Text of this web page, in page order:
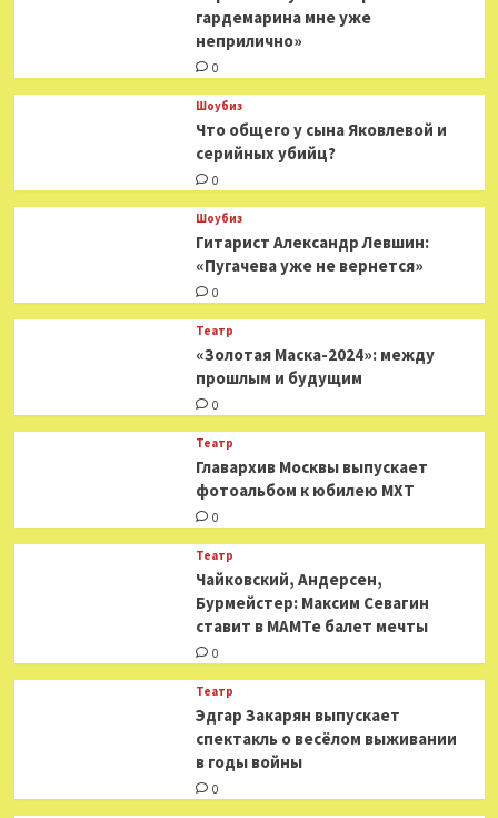
гардемарина мне уже
неприлично»
0
Шоубиз
Что общего у сына Яковлевой и
серийных убийц?
0
Шоубиз
Гитарист Александр Левшин:
«Пугачева уже не вернется»
0
Театр
«Золотая Маска-2024»: между
прошлым и будущим
0
Театр
​​Главархив Москвы выпускает
фотоальбом к юбилею МХТ
0
Театр
​​Чайковский, Андерсен,
Бурмейстер: Максим Севагин
ставит в МАМТе балет мечты
0
Театр
Эдгар Закарян выпускает
спектакль о весёлом выживании
в годы войны
0